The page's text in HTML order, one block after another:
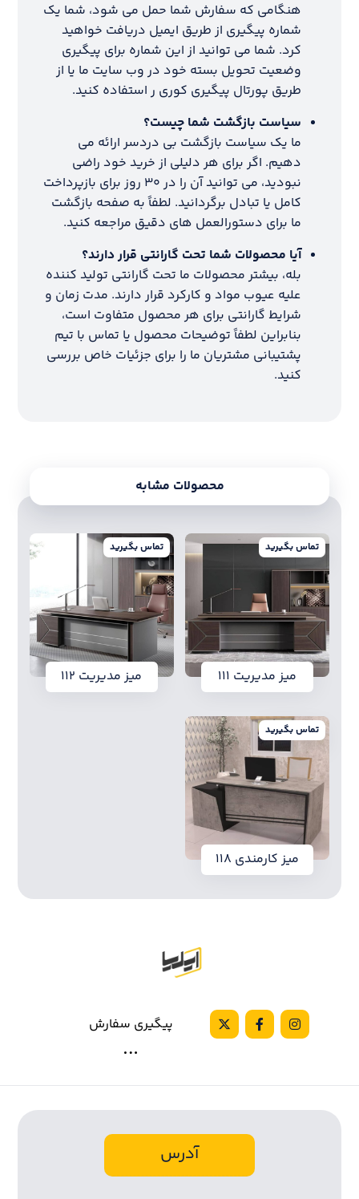
هنگامی که سفارش شما حمل می شود، شما یک
شماره پیگیری از طریق ایمیل دریافت خواهید
کرد. شما می توانید از این شماره برای پیگیری
وضعیت تحویل بسته خود در وب سایت ما یا از
طریق پورتال پیگیری کوری ر استفاده کنید.
سیاست بازگشت شما چیست؟
ما یک سیاست بازگشت بی دردسر ارائه می
دهیم. اگر برای هر دلیلی از خرید خود راضی
نبودید، می توانید آن را در ۳۰ روز برای بازپرداخت
کامل یا تبادل برگردانید. لطفاً به صفحه بازگشت
ما برای دستورالعمل های دقیق مراجعه کنید.
آیا محصولات شما تحت گارانتی قرار دارند؟
بله، بیشتر محصولات ما تحت گارانتی تولید کننده
علیه عیوب مواد و کارکرد قرار دارند. مدت زمان و
شرایط گارانتی برای هر محصول متفاوت است،
بنابراین لطفاً توضیحات محصول یا تماس با تیم
پشتیبانی مشتریان ما را برای جزئیات خاص بررسی
کنید.
محصولات مشابه
میز مدیریت ۱۱۱
تماس بگیرید
میز مدیریت ۱۱۲
تماس بگیرید
میز کارمندی ۱۱۸
تماس بگیرید
پیگیری سفارش
آدرس